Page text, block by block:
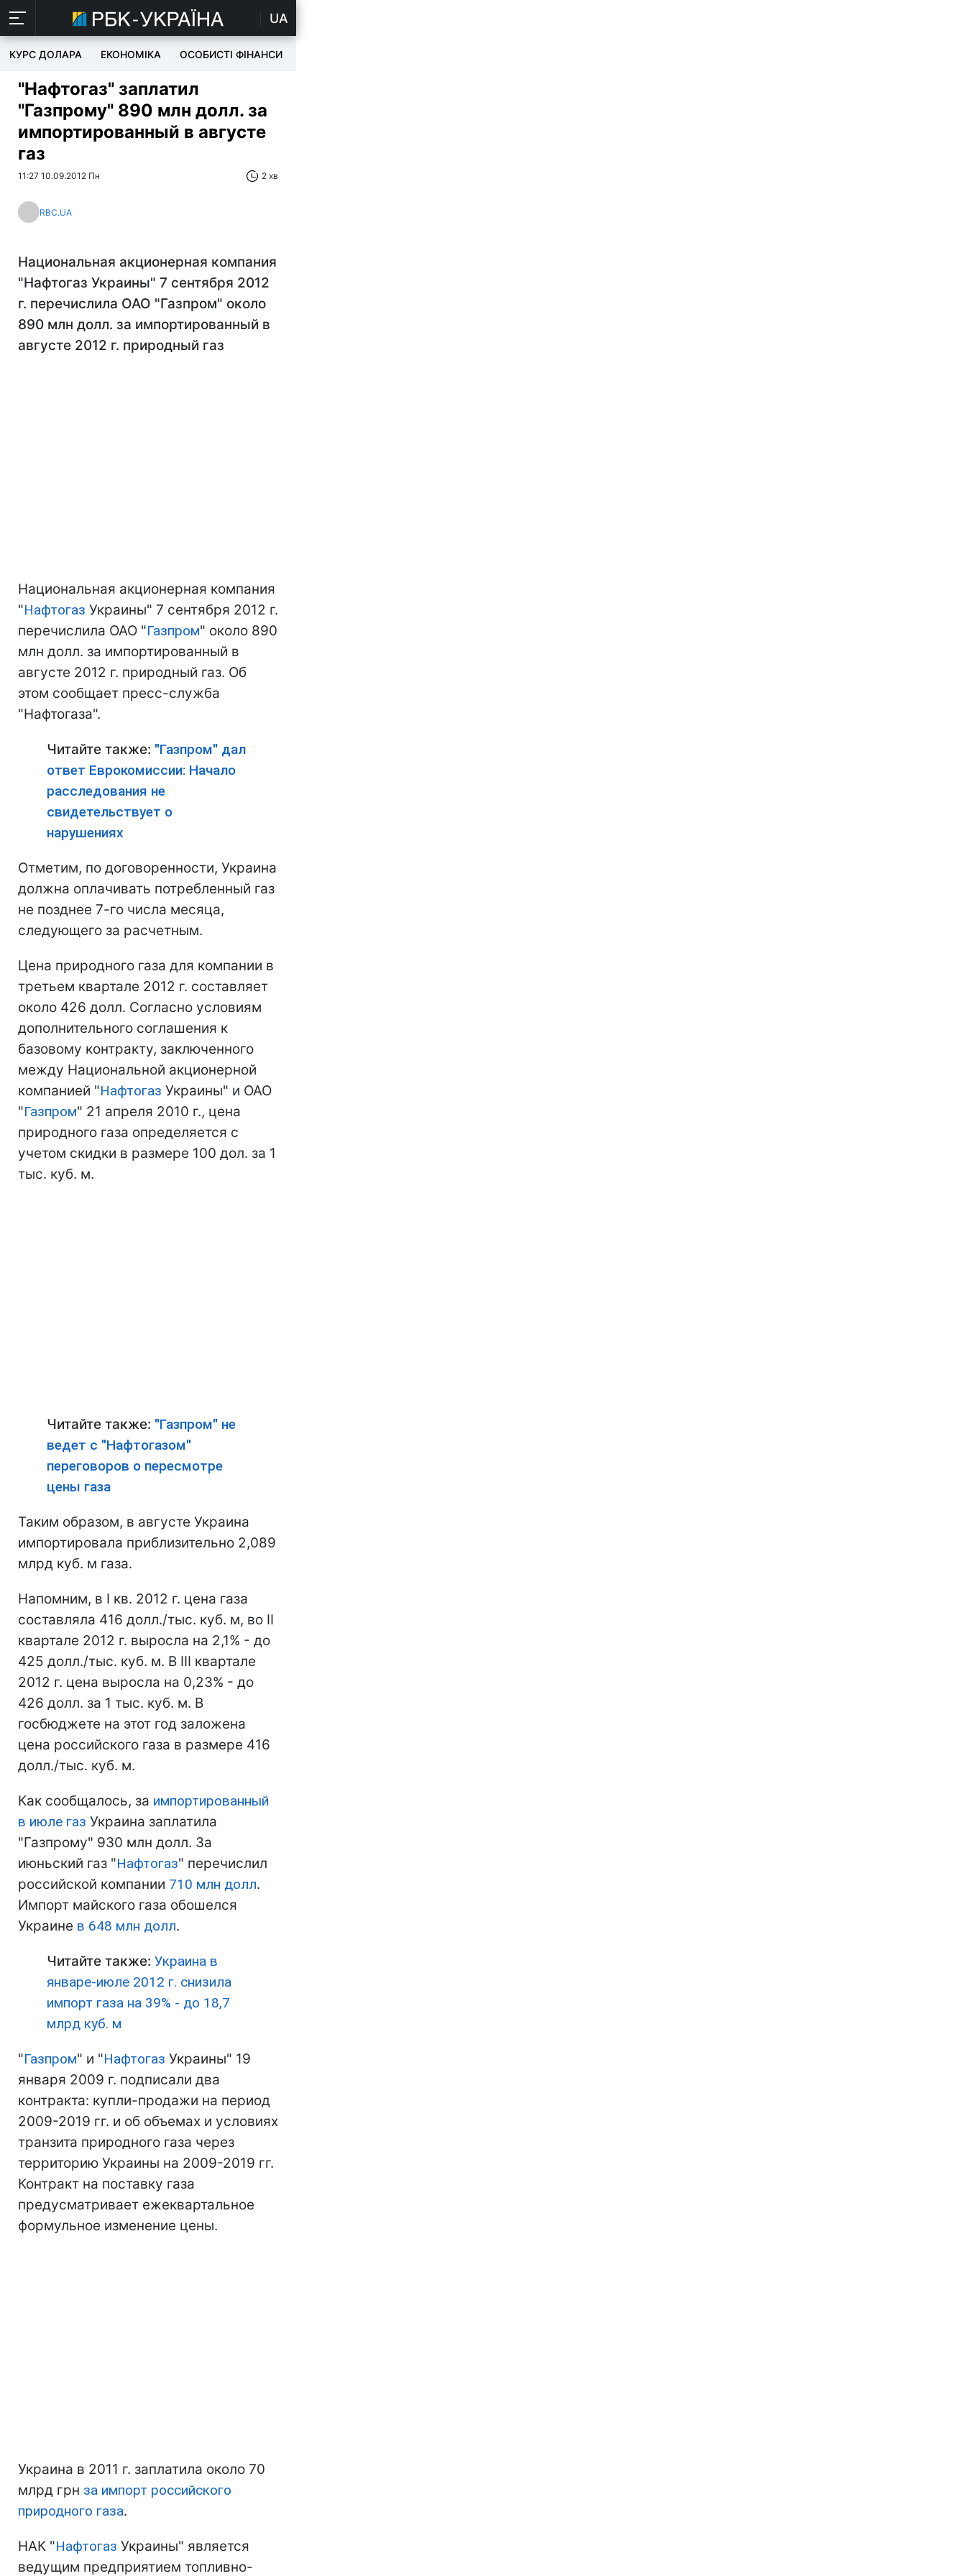
UA
КУРС ДОЛАРА ЕКОНОМІКА ОСОБИСТІ ФІНАНСИ
"Нафтогаз" заплатил
"Газпрому" 890 млн долл. за
импортированный в августе
газ
11:27 10.09.2012 Пн 2 хв
RBC.UA
Национальная акционерная компания
"Нафтогаз Украины" 7 сентября 2012
г. перечислила ОАО "Газпром" около
890 млн долл. за импортированный в
августе 2012 г. природный газ
Национальная акционерная компания
"Нафтогаз Украины" 7 сентября 2012 г.
перечислила ОАО "Газпром" около 890
млн долл. за импортированный в
августе 2012 г. природный газ. Об
этом сообщает пресс-служба
"Нафтогаза".
Читайте также: "Газпром" дал
ответ Еврокомиссии: Начало
расследования не
свидетельствует о
нарушениях
Отметим, по договоренности, Украина
должна оплачивать потребленный газ
не позднее 7-го числа месяца,
следующего за расчетным.
Цена природного газа для компании в
третьем квартале 2012 г. составляет
около 426 долл. Согласно условиям
дополнительного соглашения к
базовому контракту, заключенного
между Национальной акционерной
компанией "Нафтогаз Украины" и ОАО
"Газпром" 21 апреля 2010 г., цена
природного газа определяется с
учетом скидки в размере 100 дол. за 1
тыс. куб. м.
Читайте также: "Газпром" не
ведет с "Нафтогазом"
переговоров о пересмотре
цены газа
Таким образом, в августе Украина
импортировала приблизительно 2,089
млрд куб. м газа.
Напомним, в I кв. 2012 г. цена газа
составляла 416 долл./тыс. куб. м, во II
квартале 2012 г. выросла на 2,1% - до
425 долл./тыс. куб. м. В ІІІ квартале
2012 г. цена выросла на 0,23% - до
426 долл. за 1 тыс. куб. м. В
госбюджете на этот год заложена
цена российского газа в размере 416
долл./тыс. куб. м.
Как сообщалось, за импортированный
в июле газ Украина заплатила
"Газпрому" 930 млн долл. За
июньский газ "Нафтогаз" перечислил
российской компании 710 млн долл.
Импорт майского газа обошелся
Украине в 648 млн долл.
Читайте также: Украина в
январе-июле 2012 г. снизила
импорт газа на 39% - до 18,7
млрд куб. м
"Газпром" и "Нафтогаз Украины" 19
января 2009 г. подписали два
контракта: купли-продажи на период
2009-2019 гг. и об объемах и условиях
транзита природного газа через
территорию Украины на 2009-2019 гг.
Контракт на поставку газа
предусматривает ежеквартальное
формульное изменение цены.
Украина в 2011 г. заплатила около 70
млрд грн за импорт российского
природного газа.
НАК "Нафтогаз Украины" является
ведущим предприятием топливно-